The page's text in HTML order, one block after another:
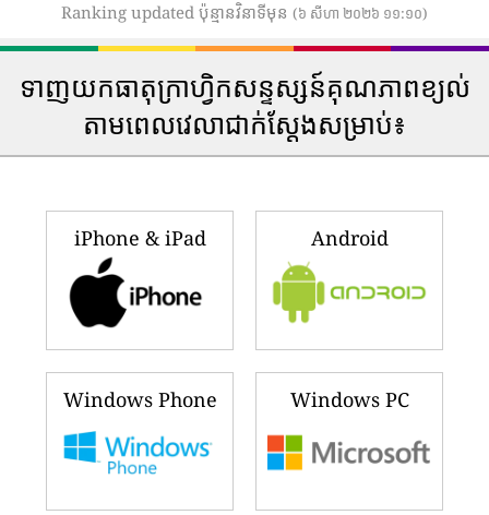
Ranking updated ប៉ុន្មានវិនាទីមុន (៦ សីហា ២០២៦ ១១:១០)
ទាញយកធាតុក្រាហ្វិកសន្ទស្សន៍គុណភាពខ្យល់
តាមពេលវេលាជាក់ស្តែងសម្រាប់៖
iPhone & iPad Android
Windows Phone Windows PC